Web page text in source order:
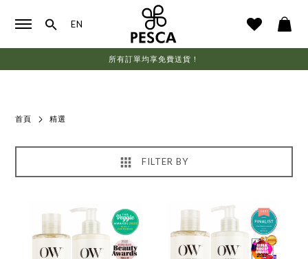
EN
所有訂單均享免費送貨！
首頁 精選
FILTER BY